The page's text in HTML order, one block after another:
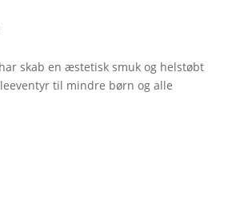
skab en æstetisk smuk og helstøbt
til mindre børn og alle